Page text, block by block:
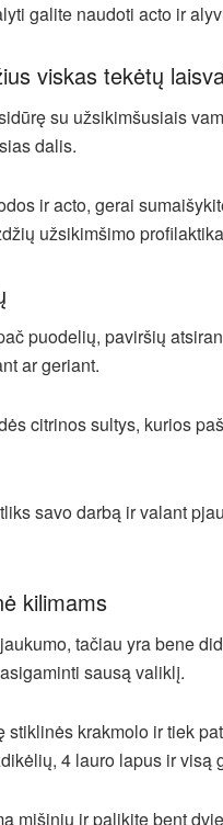
galite naudoti acto ir
viskas tekėtų
su užsikimšusiais
dalis.
ir acto, gerai
užsikimšimo
puodelių, paviršių
ar geriant.
citrinos sultys, kurios
savo darbą ir valant
kilimams
tačiau yra bene
sausą valiklį.
stiklinės krakmolo ir tiek
4 lauro lapus ir visą
mišiniu ir palikite bent